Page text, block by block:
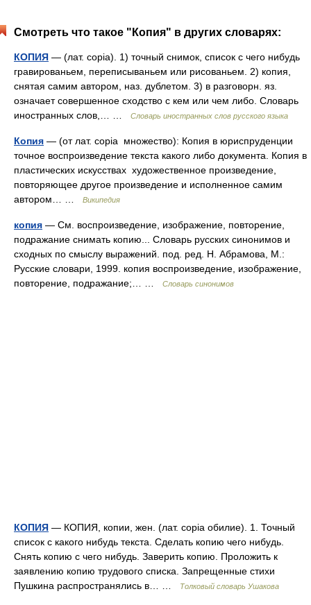
Смотреть что такое "Копия" в других словарях:
КОПИЯ — (лат. copia). 1) точный снимок, список с чего нибудь
гравированьем, переписываньем или рисованьем. 2) копия,
снятая самим автором, наз. дублетом. 3) в разговорн. яз.
означает совершенное сходство с кем или чем либо. Словарь
иностранных слов,… …
Словарь иностранных слов русского языка
Копия — (от лат. copia множество): Копия в юриспруденции
точное воспроизведение текста какого либо документа. Копия в
пластических искусствах художественное произведение,
повторяющее другое произведение и исполненное самим
автором… …
Википедия
копия — См. воспроизведение, изображение, повторение,
подражание снимать копию... Словарь русских синонимов и
сходных по смыслу выражений. под. ред. Н. Абрамова, М.:
Русские словари, 1999. копия воспроизведение, изображение,
повторение, подражание;… …
Словарь синонимов
КОПИЯ — КОПИЯ, копии, жен. (лат. copia обилие). 1. Точный
список с какого нибудь текста. Сделать копию чего нибудь.
Снять копию с чего нибудь. Заверить копию. Проложить к
заявлению копию трудового списка. Запрещенные стихи
Пушкина распространялись в… …
Толковый словарь Ушакова